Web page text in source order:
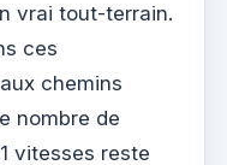
vrai tout-terrain.
ces
chemins
nombre de
vitesses reste